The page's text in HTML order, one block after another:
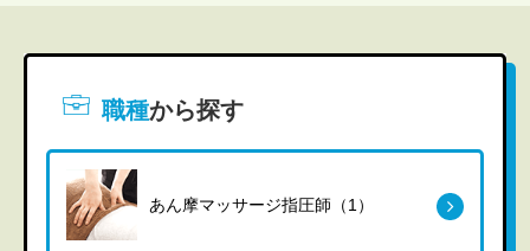
職種から探す
あん摩マッサージ指圧師（1）